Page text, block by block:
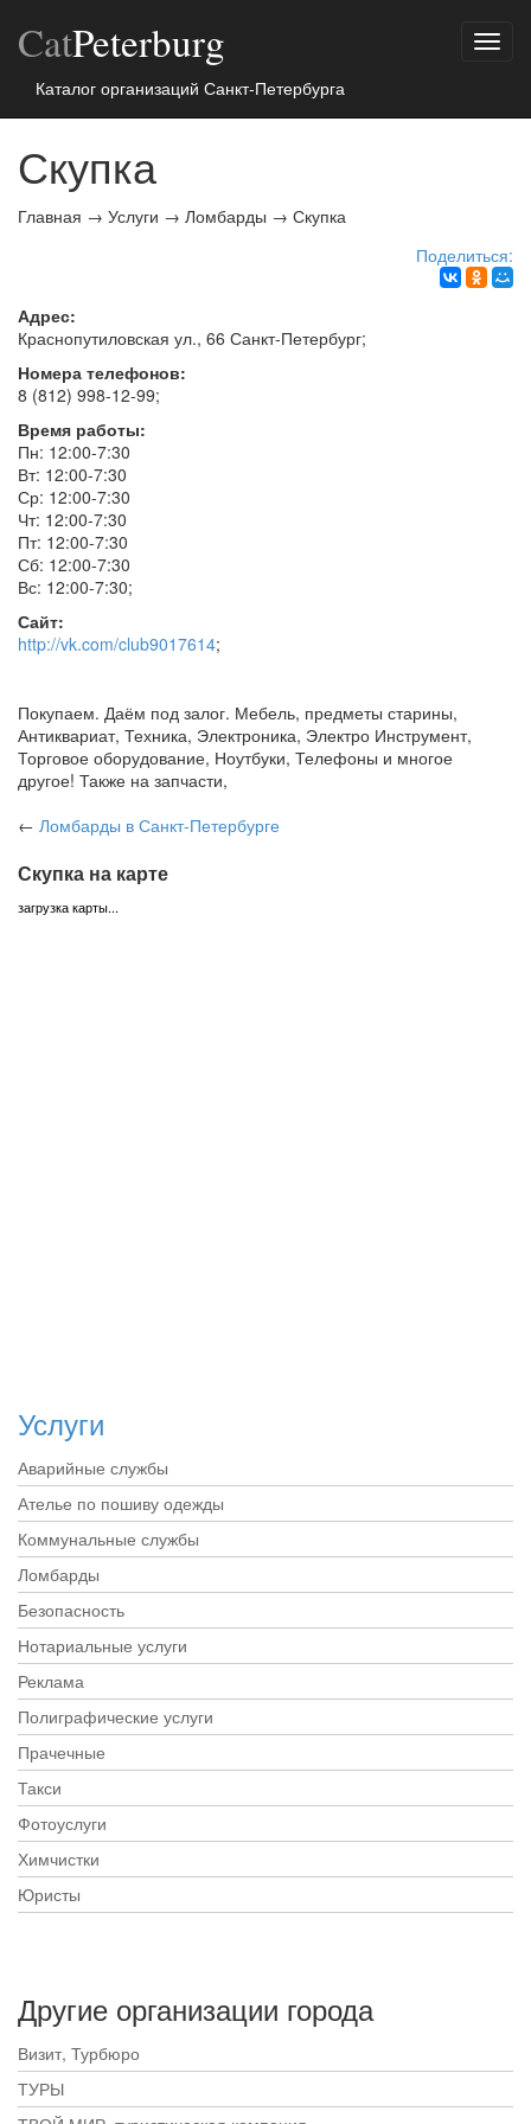
CatPeterburg
Каталог организаций Санкт-Петербурга
Скупка
Главная → Услуги → Ломбарды → Скупка
Поделиться:
Адрес:
Краснопутиловская ул., 66 Санкт-Петербург;
Номера телефонов:
8 (812) 998-12-99;
Время работы:
Пн: 12:00-7:30
Вт: 12:00-7:30
Ср: 12:00-7:30
Чт: 12:00-7:30
Пт: 12:00-7:30
Сб: 12:00-7:30
Вс: 12:00-7:30;
Сайт:
http://vk.com/club9017614;
Покупаем. Даём под залог. Мебель, предметы старины,
Антиквариат, Техника, Электроника, Электро Инструмент,
Торговое оборудование, Ноутбуки, Телефоны и многое
другое! Также на запчасти,
← Ломбарды в Санкт-Петербурге
Скупка на карте
загрузка карты...
Услуги
Аварийные службы
Ателье по пошиву одежды
Коммунальные службы
Ломбарды
Безопасность
Нотариальные услуги
Реклама
Полиграфические услуги
Прачечные
Такси
Фотоуслуги
Химчистки
Юристы
Другие организации города
Визит, Турбюро
ТУРЫ